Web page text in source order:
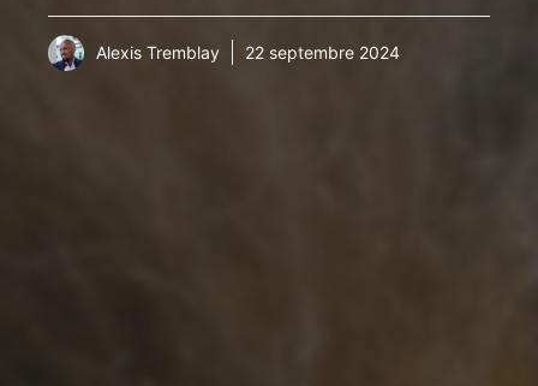
Alexis Tremblay 22 septembre 2024